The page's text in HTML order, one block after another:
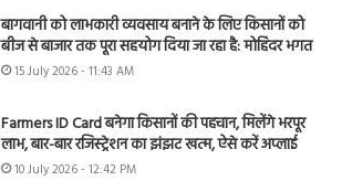
बागवानी को लाभकारी व्यवसाय बनाने के लिए किसानों को
बीज से बाजार तक पूरा सहयोग दिया जा रहा है: मोहिंदर भगत
15 July 2026 - 11:43 AM
Farmers ID Card बनेगा किसानों की पहचान, मिलेंगे भरपूर
लाभ, बार-बार रजिस्ट्रेशन का झंझट खत्म, ऐसे करें अप्लाई
10 July 2026 - 12:42 PM